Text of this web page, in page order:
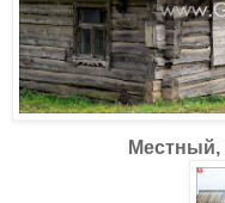
Местный,